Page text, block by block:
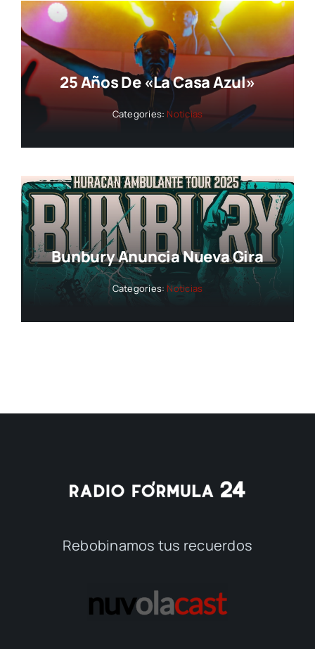
25 Años De «La Casa Azul»
Categories: Noticias
Bunbury Anuncia Nueva Gira
Categories: Noticias
Rebobinamos tus recuerdos